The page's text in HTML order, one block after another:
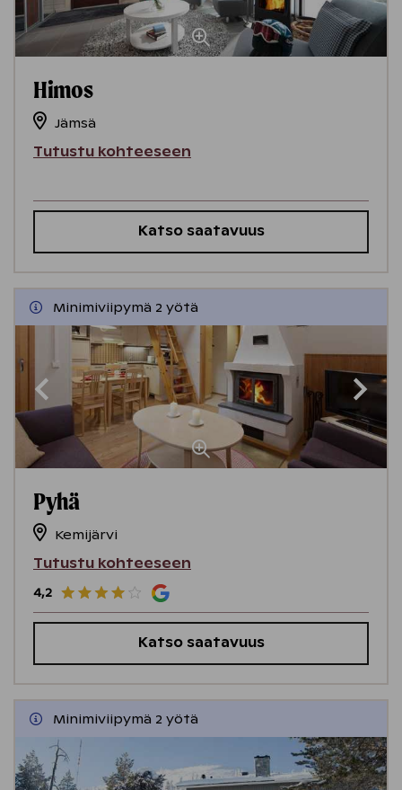
Himos
Jämsä
Tutustu kohteeseen
Katso saatavuus
Minimiviipymä 2 yötä
Pyhä
Kemijärvi
Tutustu kohteeseen
4,2
Katso saatavuus
Minimiviipymä 2 yötä